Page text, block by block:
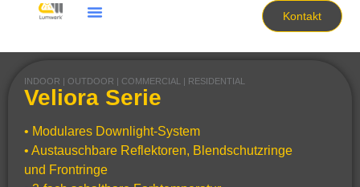
Kontakt
INDOOR | OUTDOOR | COMMERCIAL | RESIDENTIAL
Veliora Serie
• Modulares Downlight-System
• Austauschbare Reflektoren, Blendschutzringe
und Frontringe